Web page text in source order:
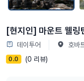
[현지인] 마운트 웰링
데이투어 호바
0.0 (0 리뷰)